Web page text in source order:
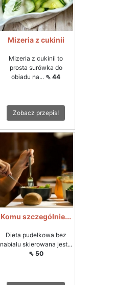
Mizeria z cukinii
Mizeria z cukinii to
prosta surówka do
obiadu na... ⇖ 44
Zobacz przepis!
Komu szczególnie...
Dieta pudełkowa bez
nabiału skierowana jest...
⇖ 50